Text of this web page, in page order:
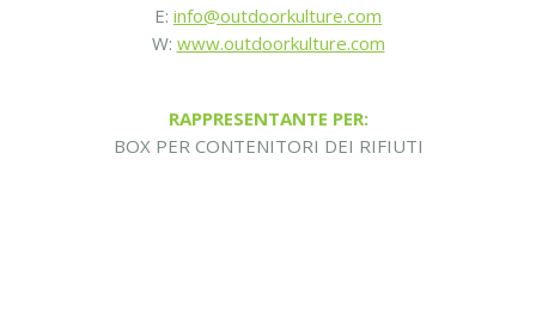
E: info@outdoorkulture.com
W: www.outdoorkulture.com
RAPPRESENTANTE PER:
BOX PER CONTENITORI DEI RIFIUTI